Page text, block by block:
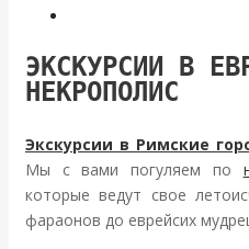
ЭКСКУРСИИ В
НЕКРОПОЛИС
Экскурсии в Римские
Мы с вами погуляем по
которые ведут свое
фараонов до еврейсих